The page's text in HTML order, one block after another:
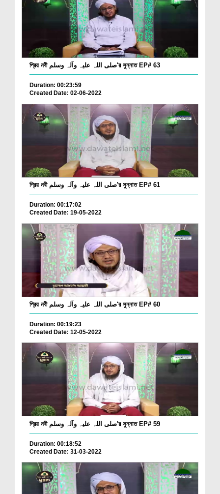
প্রিয় নবী صلی اللہ علیہ وآلہ وسلم'র সুন্নাত EP# 63
Duration: 00:23:59
Created Date: 02-06-2022
প্রিয় নবী صلی اللہ علیہ وآلہ وسلم'র সুন্নাত EP# 61
Duration: 00:17:02
Created Date: 19-05-2022
প্রিয় নবী صلی اللہ علیہ وآلہ وسلم'র সুন্নাত EP# 60
Duration: 00:19:23
Created Date: 12-05-2022
প্রিয় নবী صلی اللہ علیہ وآلہ وسلم'র সুন্নাত EP# 59
Duration: 00:18:52
Created Date: 31-03-2022